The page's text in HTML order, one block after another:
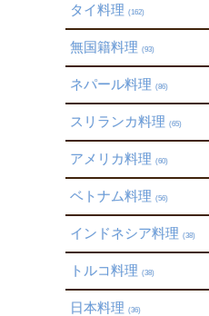
タイ料理 (162)
無国籍料理 (93)
ネパール料理 (86)
スリランカ料理 (65)
アメリカ料理 (60)
ベトナム料理 (56)
インドネシア料理 (38)
トルコ料理 (38)
日本料理 (36)